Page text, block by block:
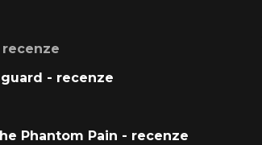
- recenze
Phantom Pain - recenze